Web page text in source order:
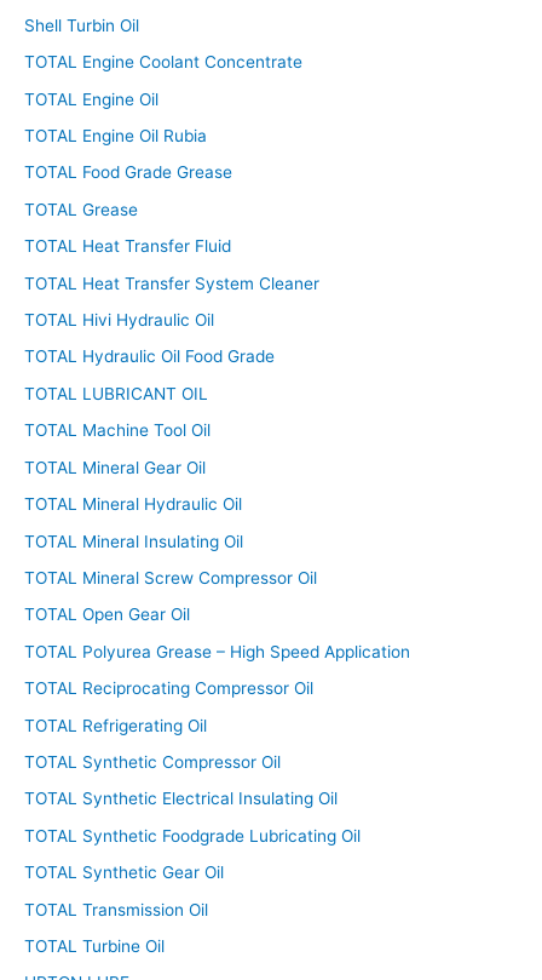
Shell Turbin Oil
TOTAL Engine Coolant Concentrate
TOTAL Engine Oil
TOTAL Engine Oil Rubia
TOTAL Food Grade Grease
TOTAL Grease
TOTAL Heat Transfer Fluid
TOTAL Heat Transfer System Cleaner
TOTAL Hivi Hydraulic Oil
TOTAL Hydraulic Oil Food Grade
TOTAL LUBRICANT OIL
TOTAL Machine Tool Oil
TOTAL Mineral Gear Oil
TOTAL Mineral Hydraulic Oil
TOTAL Mineral Insulating Oil
TOTAL Mineral Screw Compressor Oil
TOTAL Open Gear Oil
TOTAL Polyurea Grease – High Speed Application
TOTAL Reciprocating Compressor Oil
TOTAL Refrigerating Oil
TOTAL Synthetic Compressor Oil
TOTAL Synthetic Electrical Insulating Oil
TOTAL Synthetic Foodgrade Lubricating Oil
TOTAL Synthetic Gear Oil
TOTAL Transmission Oil
TOTAL Turbine Oil